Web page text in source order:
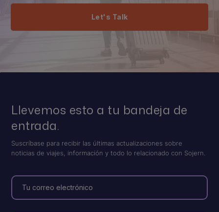
Let's Talk
Llevemos esto a tu bandeja de
entrada.
Suscríbase para recibir las últimas actualizaciones sobre
noticias de viajes, información y todo lo relacionado con Sojern.